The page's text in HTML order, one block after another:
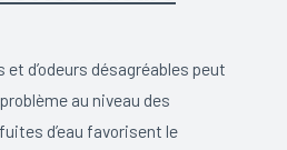
d’odeurs désagréables peut
au niveau des
d’eau favorisent le